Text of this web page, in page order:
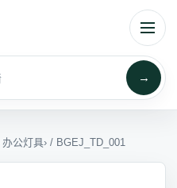
→
办公灯具› / BGEJ_TD_001